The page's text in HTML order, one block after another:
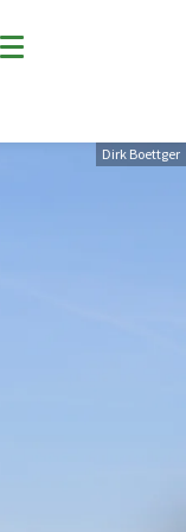
Dirk Boettger